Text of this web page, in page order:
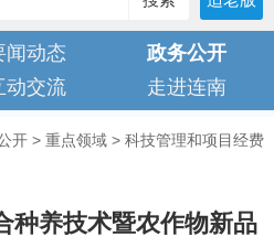
闻动态
政务公开
动交流 走进连南
开 > 重点领域 > 科技管理和项目经费
种养技术暨农作物新品